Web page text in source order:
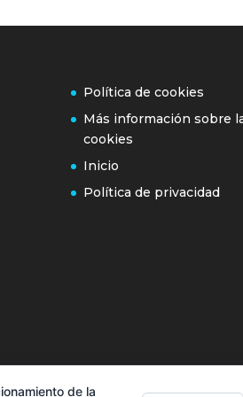
Política de cookies
Más información sobre
cookies
Inicio
Política de privacidad
de la